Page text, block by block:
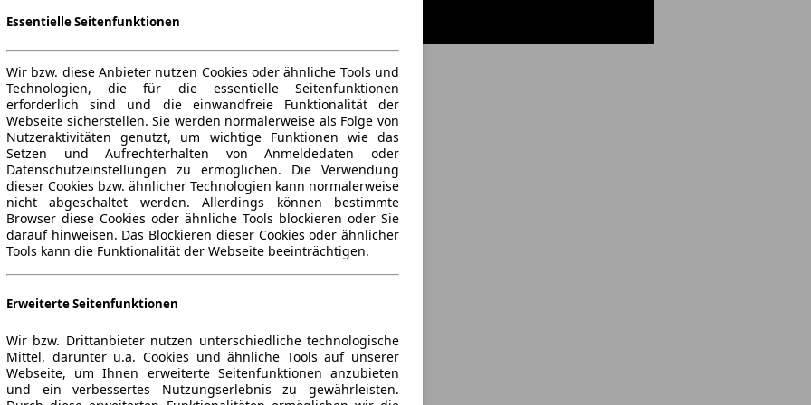
Essentielle Seitenfunktionen
Wir bzw. diese Anbieter nutzen Cookies oder ähnliche Tools und
Technologien, die für die essentielle Seitenfunktionen
erforderlich sind und die einwandfreie Funktionalität der
Webseite sicherstellen. Sie werden normalerweise als Folge von
Nutzeraktivitäten genutzt, um wichtige Funktionen wie das
Setzen und Aufrechterhalten von Anmeldedaten oder
Datenschutzeinstellungen zu ermöglichen. Die Verwendung
dieser Cookies bzw. ähnlicher Technologien kann normalerweise
nicht abgeschaltet werden. Allerdings können bestimmte
Browser diese Cookies oder ähnliche Tools blockieren oder Sie
darauf hinweisen. Das Blockieren dieser Cookies oder ähnlicher
Tools kann die Funktionalität der Webseite beeinträchtigen.
Erweiterte Seitenfunktionen
Wir bzw. Drittanbieter nutzen unterschiedliche technologische
Mittel, darunter u.a. Cookies und ähnliche Tools auf unserer
Webseite, um Ihnen erweiterte Seitenfunktionen anzubieten
und ein verbessertes Nutzungserlebnis zu gewährleisten.